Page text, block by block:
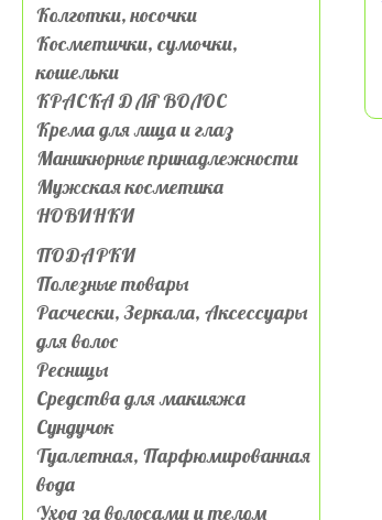
Колготки, носочки
Косметички, сумочки,
кошельки
КРАСКА ДЛЯ ВОЛОС
Крема для лица и глаз
Маникюрные принадлежности
Мужская косметика
НОВИНКИ
ПОДАРКИ
Полезные товары
Расчески, Зеркала, Аксессуары
для волос
Ресницы
Средства для макияжа
Сундучок
Туалетная, Парфюмированная
вода
Уход за волосами и телом